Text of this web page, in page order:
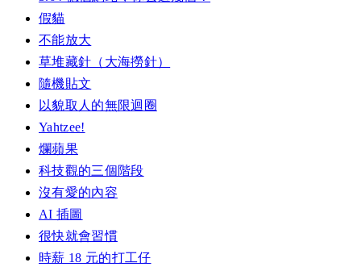
假貓
不能放大
草堆藏針（大海撈針）
隨機貼文
以貌取人的無限迴圈
Yahtzee!
爛蘋果
科技觀的三個階段
沒有愛的內容
AI 插圖
很快就會習慣
時薪 18 元的打工仔